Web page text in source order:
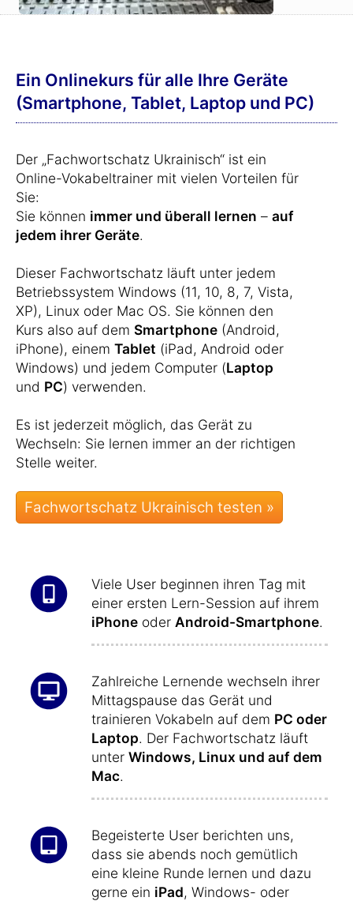
Ein Onlinekurs für alle Ihre Geräte
(Smartphone, Tablet, Laptop und PC)
Der „Fachwortschatz Ukrainisch“ ist ein
Online-Vokabeltrainer mit vielen Vorteilen für
Sie:
Sie können immer und überall lernen – auf
jedem ihrer Geräte.
Dieser Fachwortschatz läuft unter jedem
Betriebssystem Windows (11, 10, 8, 7, Vista,
XP), Linux oder Mac OS. Sie können den
Kurs also auf dem Smartphone (Android,
iPhone), einem Tablet (iPad, Android oder
Windows) und jedem Computer (Laptop
und PC) verwenden.
Es ist jederzeit möglich, das Gerät zu
Wechseln: Sie lernen immer an der richtigen
Stelle weiter.
Viele User beginnen ihren Tag mit
einer ersten Lern-Session auf ihrem
iPhone oder Android-Smartphone.
Zahlreiche Lernende wechseln ihrer
Mittagspause das Gerät und
trainieren Vokabeln auf dem PC oder
Laptop. Der Fachwortschatz läuft
unter Windows, Linux und auf dem
Mac.
Begeisterte User berichten uns,
dass sie abends noch gemütlich
eine kleine Runde lernen und dazu
gerne ein iPad, Windows- oder